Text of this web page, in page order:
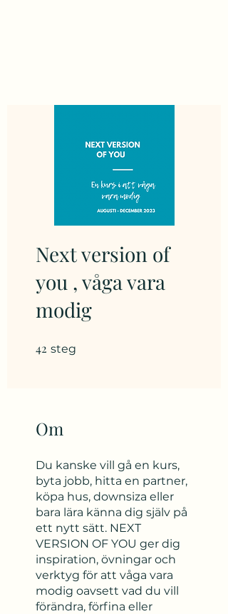
Next version of
you , våga vara
modig
42 steg
Om
Du kanske vill gå en kurs,
byta jobb, hitta en partner,
köpa hus, downsiza eller
bara lära känna dig själv på
ett nytt sätt. NEXT
VERSION OF YOU ger dig
inspiration, övningar och
verktyg för att våga vara
modig oavsett vad du vill
förändra, förfina eller